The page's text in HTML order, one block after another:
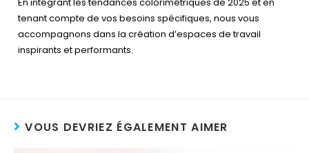
tenant compte de vos besoins spécifiques, nous vous
accompagnons dans la création d’espaces de travail
inspirants et performants.
VOUS DEVRIEZ ÉGALEMENT AIMER